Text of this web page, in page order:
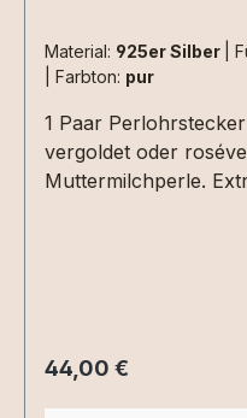
Material: 925er Silber
Farbton: pur
1 Paar
vergoldet oder
Muttermilchperle.
Regulärer Preis:
44,00 €